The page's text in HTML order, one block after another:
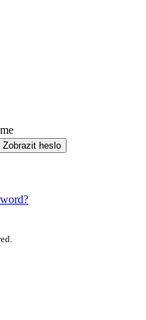
Zobrazit heslo